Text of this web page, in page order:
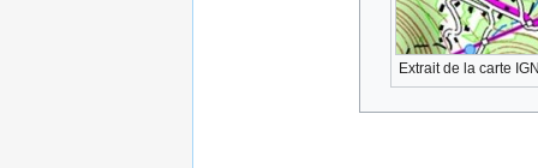
Extrait de la carte